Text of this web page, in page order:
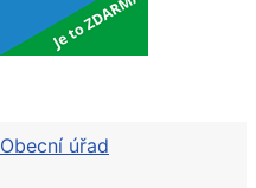
Obecní úřad